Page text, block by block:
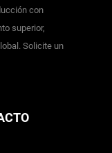
con
superior,
Solicite un